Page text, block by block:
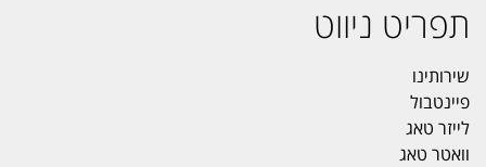
תפריט ניווט
שירותינו
פיינטבול
לייזר טאג
וואטר טאג